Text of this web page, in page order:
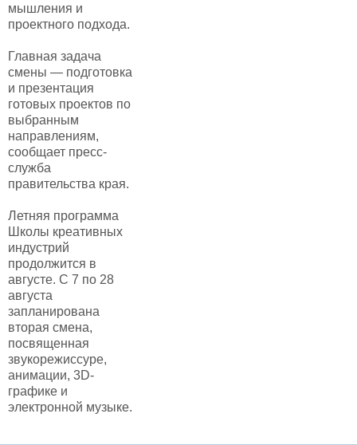
мышления и
проектного подхода.
Главная задача
смены — подготовка
и презентация
готовых проектов по
выбранным
направлениям,
сообщает пресс-
служба
правительства края.
Летняя программа
Школы креативных
индустрий
продолжится в
августе. С 7 по 28
августа
запланирована
вторая смена,
посвященная
звукорежиссуре,
анимации, 3D-
графике и
электронной музыке.